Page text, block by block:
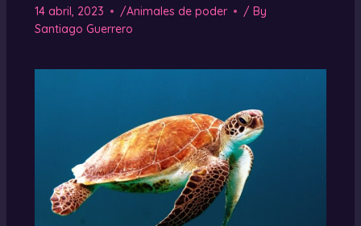
14 abril, 2023 /Animales de poder
/ By
Santiago Guerrero